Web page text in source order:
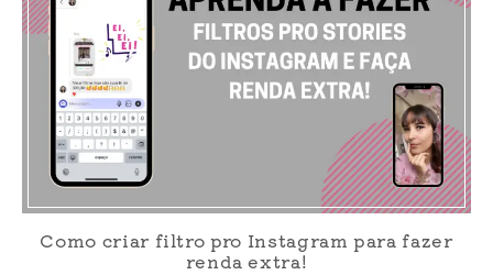
Como criar filtro pro Instagram para fazer
renda extra!